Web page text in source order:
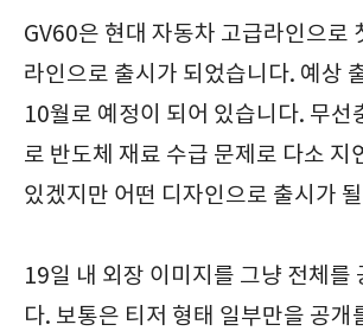
GV60은 현대 자동차 고급라인으로
라인으로 출시가 되었습니다. 예상
10월로 예정이 되어 있습니다. 무선
로 반도체 재료 수급 문제로 다소 지
있겠지만 어떤 디자인으로 출시가
19일 내 외장 이미지를 그냥 전체를
다. 보통은 티저 형태 일부만을 공개